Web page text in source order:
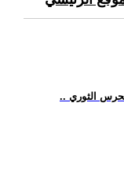
الثوري